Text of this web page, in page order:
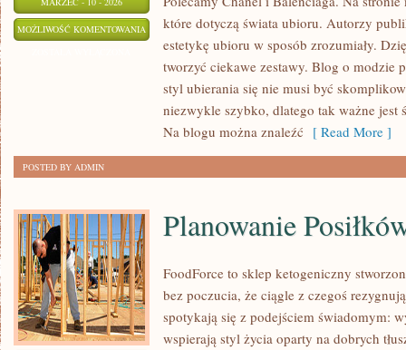
MOŻLIWOŚĆ KOMENTOWANIA H&Mktóre dotyczą świata ubioru. Autorzy
estetykę ubioru w sposób zrozumiały.
tworzyć ciekawe zestawy. Blog o modzie
styl ubierania się nie musi być
niezwykle szybko, dlatego tak ważne jest
Na blogu można znaleźć [ Read More ]
POSTED BY ADMIN
Planowanie
FoodForce to sklep ketogeniczny
bez poczucia, że ciągle z czegoś
spotykają się z podejściem świadomym:
wspierają styl życia oparty na dobrych